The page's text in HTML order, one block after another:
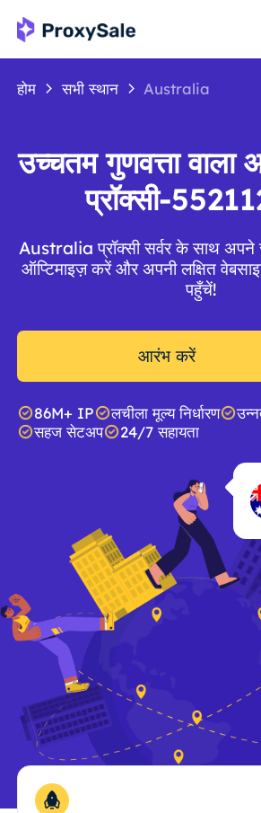
होम सभी स्थान Australia
उच्चतम गुणवत्ता वाला
प्रॉक्सी-
Australia प्रॉक्सी सर्वर के साथ
ऑप्टिमाइज़ करें और अपनी लक्षित
पहुँचें!
आरंभ करें
86M+ IP लचीला मूल्य निर्धारण
सहज सेटअप
24/7 सहायता